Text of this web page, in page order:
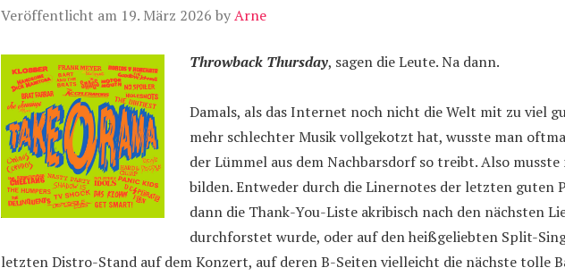
Veröffentlicht am 19. März 2026 byArne
Throwback Thursday, sagen die Leute. Na dann.
Damals, als das Internet noch nicht die Welt mit zu viel
mehr schlechter Musik vollgekotzt hat, wusste man
der Lümmel aus dem Nachbarsdorf so treibt. Also musste
bilden. Entweder durch die Linernotes der letzten guten
dann die Thank-You-Liste akribisch nach den nächsten
durchforstet wurde, oder auf den heißgeliebten Split-
letzten Distro-Stand auf dem Konzert, auf deren B-Seiten vielleicht die nächste tolle